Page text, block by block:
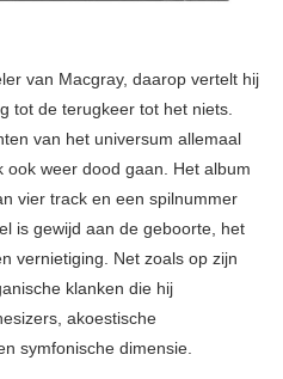
van Macgray, daarop vertelt hij
tot de terugkeer tot het niets.
van het universum allemaal
weer dood gaan. Het album
vier track en een spilnummer
is gewijd aan de geboorte, het
vernietiging. Net zoals op zijn
klanken die hij
akoestische
symfonische dimensie.